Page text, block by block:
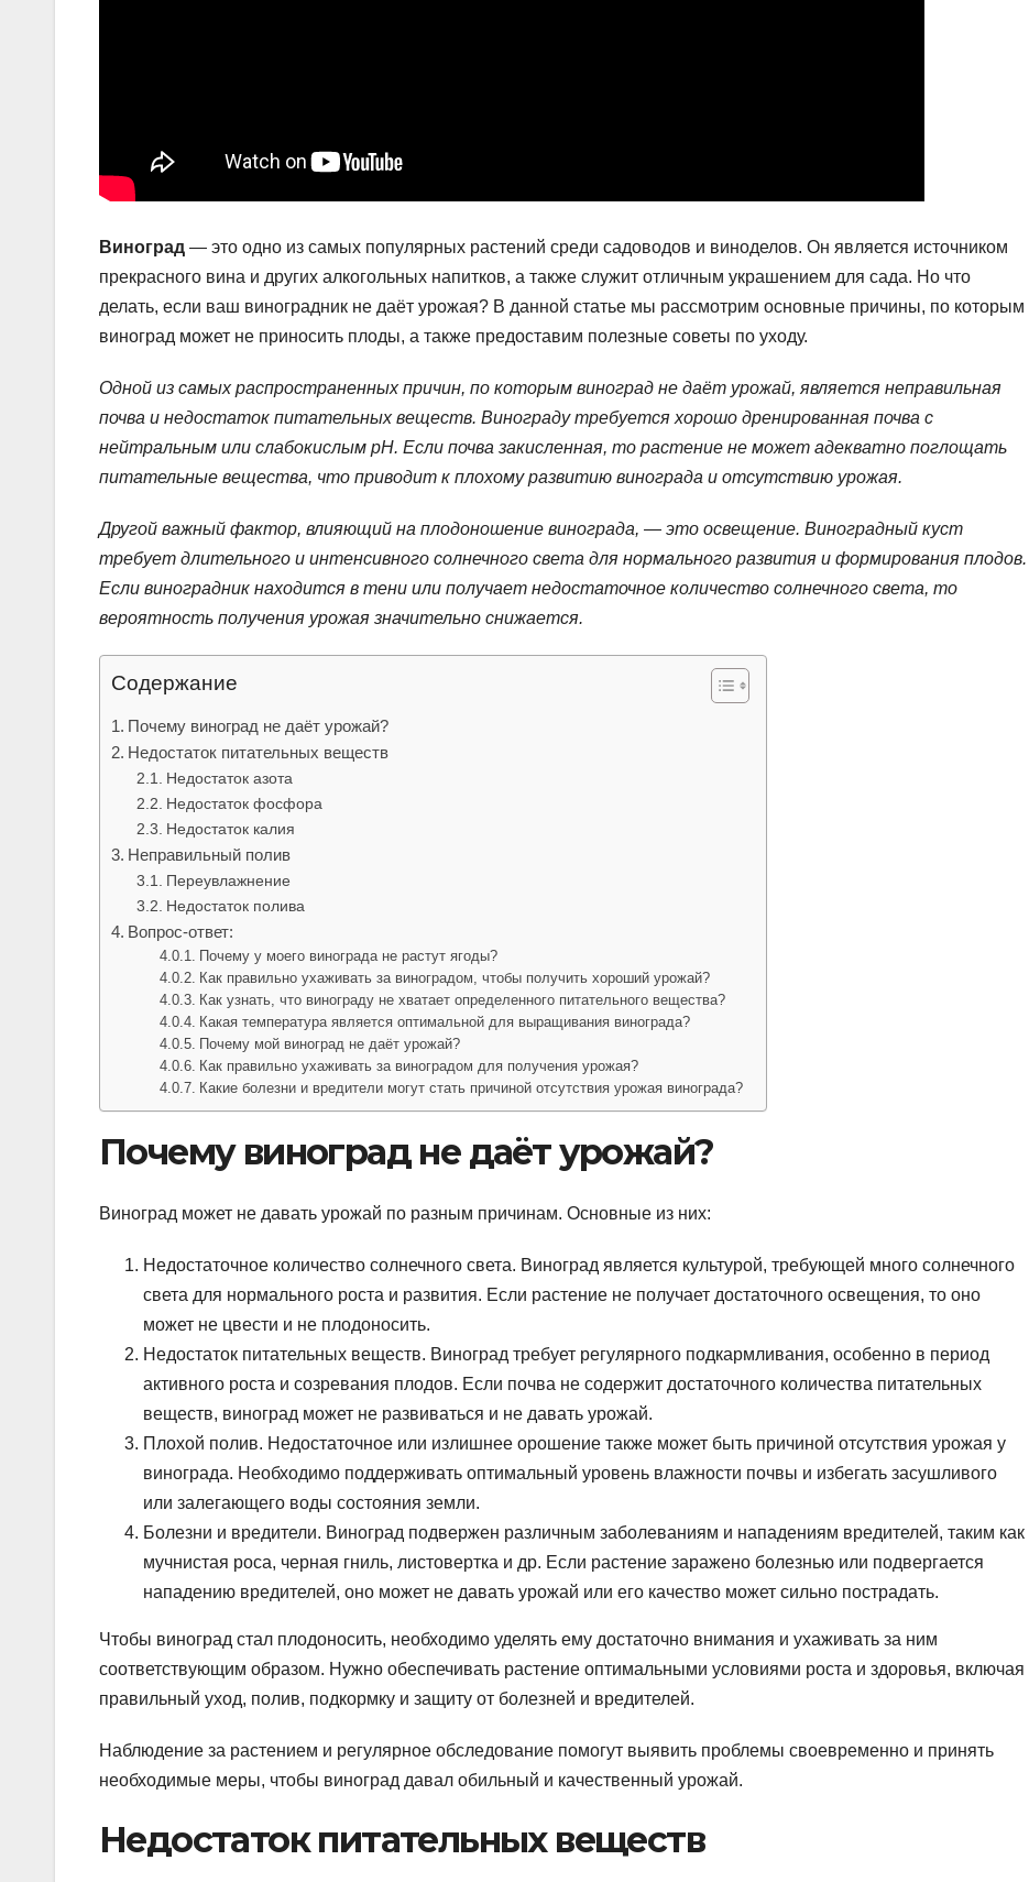
Виноград — это одно из самых популярных растений среди садоводов и виноделов. Он является источником
прекрасного вина и других алкогольных напитков, а также служит отличным украшением для сада. Но что
делать, если ваш виноградник не даёт урожая? В данной статье мы рассмотрим основные причины, по которым
виноград может не приносить плоды, а также предоставим полезные советы по уходу.
Одной из самых распространенных причин, по которым виноград не даёт урожай, является неправильная
почва и недостаток питательных веществ. Винограду требуется хорошо дренированная почва с
нейтральным или слабокислым pH. Если почва закисленная, то растение не может адекватно поглощать
питательные вещества, что приводит к плохому развитию винограда и отсутствию урожая.
Другой важный фактор, влияющий на плодоношение винограда, — это освещение. Виноградный куст
требует длительного и интенсивного солнечного света для нормального развития и формирования плодов.
Если виноградник находится в тени или получает недостаточное количество солнечного света, то
вероятность получения урожая значительно снижается.
Содержание
Почему виноград не даёт урожай?
Недостаток питательных веществ
Недостаток азота
Недостаток фосфора
Недостаток калия
Неправильный полив
Переувлажнение
Недостаток полива
Вопрос-ответ:
Почему у моего винограда не растут ягоды?
Как правильно ухаживать за виноградом, чтобы получить хороший урожай?
Как узнать, что винограду не хватает определенного питательного вещества?
Какая температура является оптимальной для выращивания винограда?
Почему мой виноград не даёт урожай?
Как правильно ухаживать за виноградом для получения урожая?
Какие болезни и вредители могут стать причиной отсутствия урожая винограда?
Почему виноград не даёт урожай?
Виноград может не давать урожай по разным причинам. Основные из них:
Недостаточное количество солнечного света. Виноград является культурой, требующей много солнечного
света для нормального роста и развития. Если растение не получает достаточного освещения, то оно
может не цвести и не плодоносить.
Недостаток питательных веществ. Виноград требует регулярного подкармливания, особенно в период
активного роста и созревания плодов. Если почва не содержит достаточного количества питательных
веществ, виноград может не развиваться и не давать урожай.
Плохой полив. Недостаточное или излишнее орошение также может быть причиной отсутствия урожая у
винограда. Необходимо поддерживать оптимальный уровень влажности почвы и избегать засушливого
или залегающего воды состояния земли.
Болезни и вредители. Виноград подвержен различным заболеваниям и нападениям вредителей, таким как
мучнистая роса, черная гниль, листовертка и др. Если растение заражено болезнью или подвергается
нападению вредителей, оно может не давать урожай или его качество может сильно пострадать.
Чтобы виноград стал плодоносить, необходимо уделять ему достаточно внимания и ухаживать за ним
соответствующим образом. Нужно обеспечивать растение оптимальными условиями роста и здоровья, включая
правильный уход, полив, подкормку и защиту от болезней и вредителей.
Наблюдение за растением и регулярное обследование помогут выявить проблемы своевременно и принять
необходимые меры, чтобы виноград давал обильный и качественный урожай.
Недостаток питательных веществ